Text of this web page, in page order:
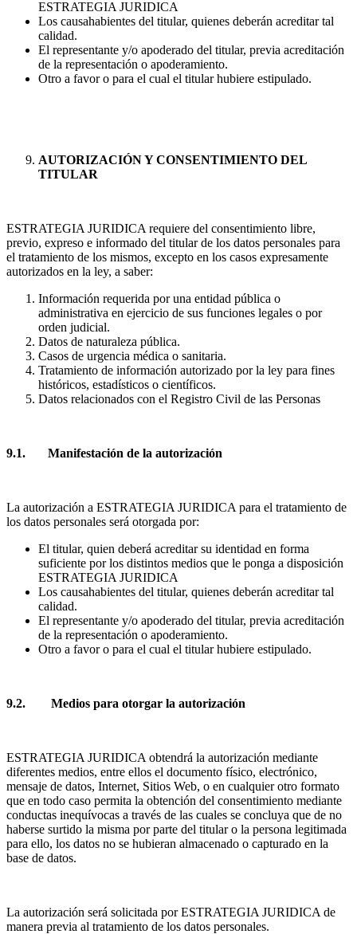
ESTRATEGIA JURIDICA
Los causahabientes del titular, quienes deberán acreditar tal
calidad.
El representante y/o apoderado del titular, previa acreditación
de la representación o apoderamiento.
Otro a favor o para el cual el titular hubiere estipulado.
AUTORIZACIÓN Y CONSENTIMIENTO DEL
TITULAR
ESTRATEGIA JURIDICA requiere del consentimiento libre,
previo, expreso e informado del titular de los datos personales para
el tratamiento de los mismos, excepto en los casos expresamente
autorizados en la ley, a saber:
Información requerida por una entidad pública o
administrativa en ejercicio de sus funciones legales o por
orden judicial.
Datos de naturaleza pública.
Casos de urgencia médica o sanitaria.
Tratamiento de información autorizado por la ley para fines
históricos, estadísticos o científicos.
Datos relacionados con el Registro Civil de las Personas
9.1. Manifestación de la autorización
La autorización a ESTRATEGIA JURIDICA para el tratamiento de
los datos personales será otorgada por:
El titular, quien deberá acreditar su identidad en forma
suficiente por los distintos medios que le ponga a disposición
ESTRATEGIA JURIDICA
Los causahabientes del titular, quienes deberán acreditar tal
calidad.
El representante y/o apoderado del titular, previa acreditación
de la representación o apoderamiento.
Otro a favor o para el cual el titular hubiere estipulado.
9.2. Medios para otorgar la autorización
ESTRATEGIA JURIDICA obtendrá la autorización mediante
diferentes medios, entre ellos el documento físico, electrónico,
mensaje de datos, Internet, Sitios Web, o en cualquier otro formato
que en todo caso permita la obtención del consentimiento mediante
conductas inequívocas a través de las cuales se concluya que de no
haberse surtido la misma por parte del titular o la persona legitimada
para ello, los datos no se hubieran almacenado o capturado en la
base de datos.
La autorización será solicitada por ESTRATEGIA JURIDICA de
manera previa al tratamiento de los datos personales.